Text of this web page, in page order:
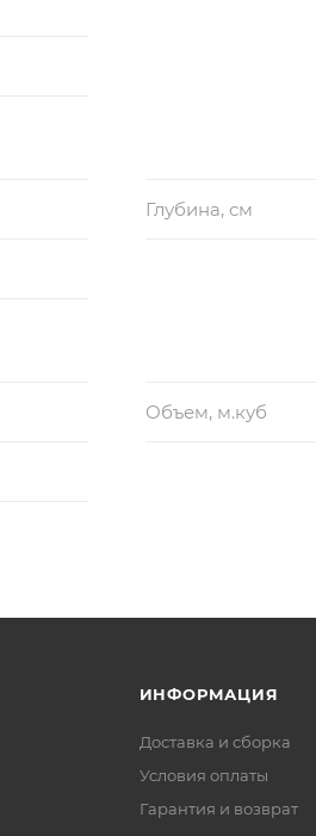
Глубина, см
Объем, м.куб
ИНФОРМАЦИЯ
Доставка и сборка
Условия оплаты
Гарантия и возврат